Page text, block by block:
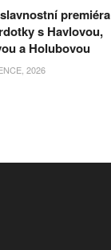
premiéra
s Havlovou,
a Holubovou
2026